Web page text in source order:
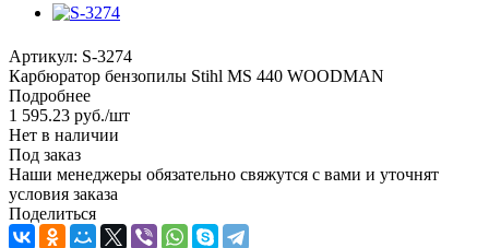
Артикул: S-3274
Карбюратор бензопилы Stihl MS 440 WOODMAN
Подробнее
1 595.23 руб./шт
Нет в наличии
Под заказ
Наши менеджеры обязательно свяжутся с вами и уточнят
условия заказа
Поделиться